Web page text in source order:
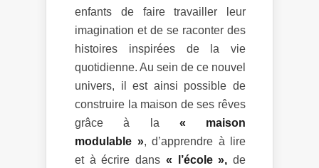
enfants de faire travailler leur
imagination et de se raconter des
histoires inspirées de la vie
quotidienne. Au sein de ce nouvel
univers, il est ainsi possible de
construire la maison de ses rêves
grâce à la « maison
modulable », d’apprendre à lire
et à écrire dans « l’école », de